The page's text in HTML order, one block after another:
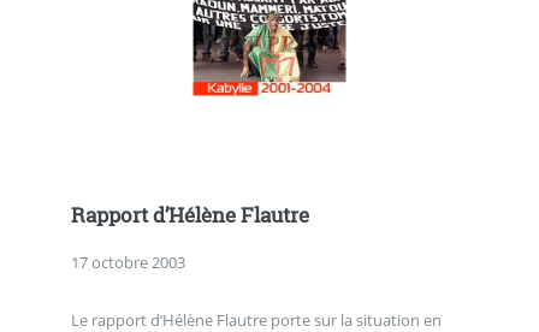
Rapport d’Hélène Flautre
17 octobre 2003
Le rapport d’Hélène Flautre porte sur la situation en